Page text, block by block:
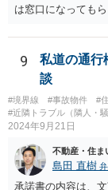
は窓口になっても
口（弁護士に）言
応じないという姿
減を図れると思い
したら幸いです。
9
私道の通行
談
#境界線 #事故物件
#
#近隣トラブル（隣人・
2024年9月21日
不動産・住ま
島田 直樹
承諾書の内容は、